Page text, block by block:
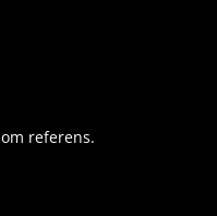
referens.